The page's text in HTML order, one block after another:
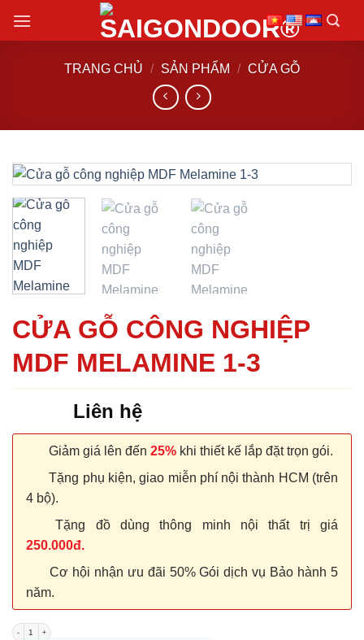
đến
TRANG CHỦ / SẢN PHẨM / CỬA GỖ
CỬA GỖ CÔNG NGHIỆP
MDF MELAMINE 1-3
Liên hệ
Giảm giá lên đến 25% khi thiết kế lắp đặt trọn gói.
Tặng phụ kiện, giao miễn phí nội thành HCM (trên
4 bộ).
Tặng đồ dùng thông minh nội thất trị giá
250.000đ.
Cơ hội nhận ưu đãi 50% Gói dịch vụ Bảo hành 5
năm.
CỬA GỖ CÔNG NGHIỆP MDF MELAMINE 1-3 số lượng